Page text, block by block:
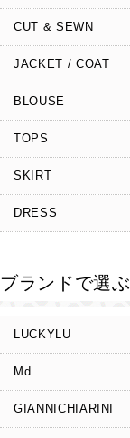
CUT & SEWN
JACKET / COAT
BLOUSE
TOPS
SKIRT
DRESS
ブランドで選ぶ
LUCKYLU
Md
GIANNICHIARINI